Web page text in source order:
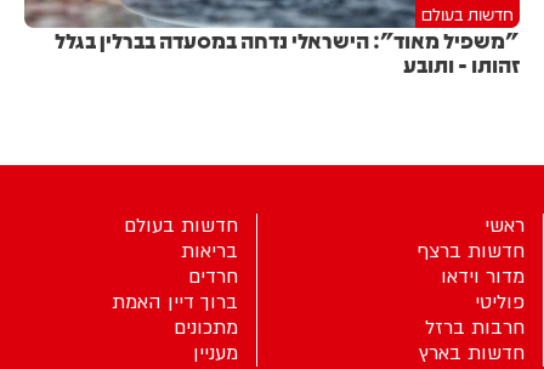
חדשות בעולם
"משפיל מאוד": הישראלי נדחה במסעדה בברלין בגלל
זהותו - ותובע
ראשי
חדשות ברצף
מדור וידאו
פוליטי
חרבות ברזל
חדשות בארץ
חדשות בעולם
בריאות
חרדים
ברוך דיין האמת
מתכונים
מעניין